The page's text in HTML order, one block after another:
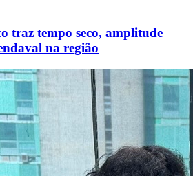
traz tempo seco, amplitude
na região